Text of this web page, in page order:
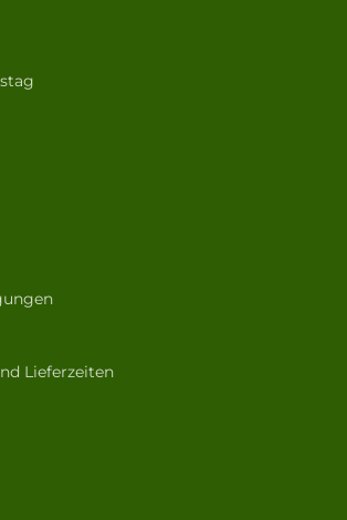
Lieferzeiten